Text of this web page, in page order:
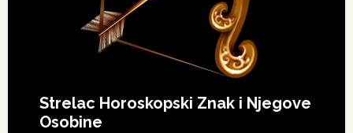
Strelac Horoskopski Znak i Njegove
Osobine